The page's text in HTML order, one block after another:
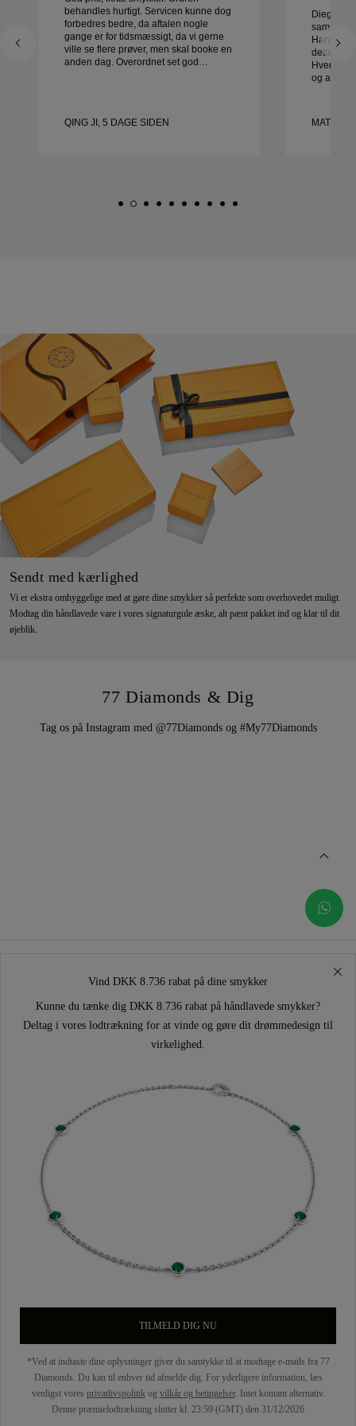
behandles hurtigt. Servicen kunne dog
forbedres bedre, da aftalen nogle
gange er for tidsmæssigt, da vi gerne
ville se flere prøver, men skal booke en
anden dag. Overordnet set god
QING JI, 5 DAGE SIDEN
Diego
sammen
Hans
detaljer
Hver
og alt var
Sendt med kærlighed
Vi er ekstra omhyggelige med at gøre dine smykker så perfekte som overhovedet muligt.
Modtag din håndlavede vare i vores signaturgule æske, alt pænt pakket ind og klar til dit
øjeblik.
77 Diamonds & Dig
Tag os på Instagram med @77Diamonds og #My77Diamonds
Vind DKK 8.736 rabat på dine smykker
Kunne du tænke dig DKK 8.736 rabat på håndlavede smykker?
Deltag i vores lodtrækning for at vinde og gøre dit drømmedesign til
virkelighed.
TILMELD DIG NU
*Ved at indtaste dine oplysninger giver du samtykke til at modtage e-mails fra 77
Diamonds. Du kan til enhver tid afmelde dig. For yderligere information, læs
venligst vores privatlivspolitikog vilkår og betingelser. Intet kontant alternativ.
Denne præmielodtrækning slutter kl. 23:59 (GMT) den 31/12/2026